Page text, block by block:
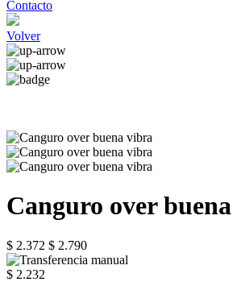
Contacto
Volver
Canguro over
$ 2.372 $ 2.790
$ 2.232